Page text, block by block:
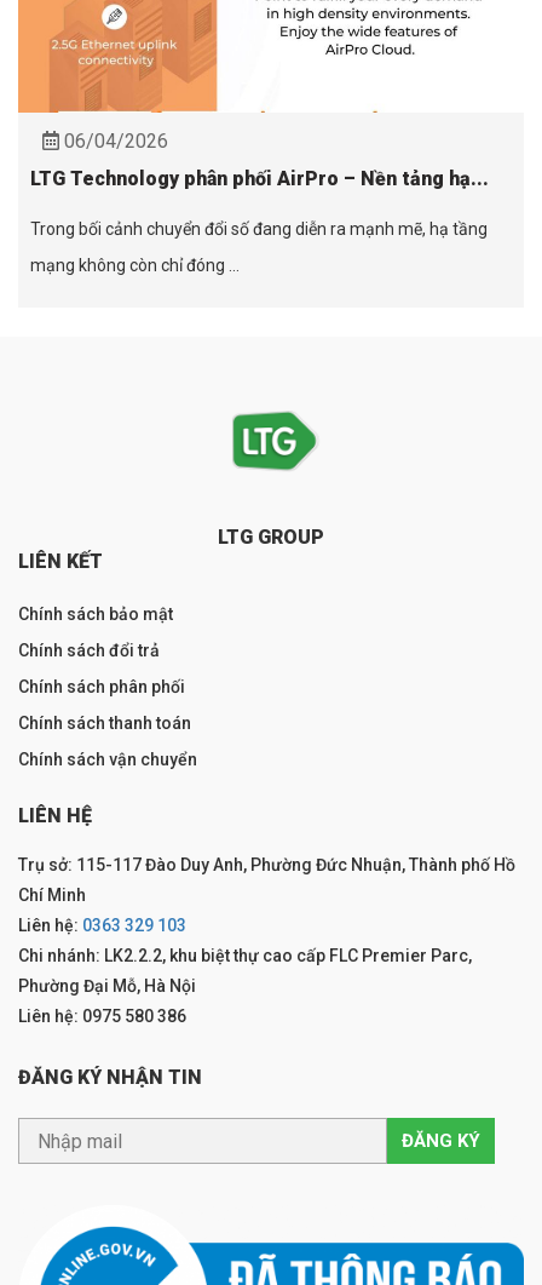
06/04/2026
LTG Technology phân phối AirPro – Nền tảng hạ...
Trong bối cảnh chuyển đổi số đang diễn ra mạnh mẽ, hạ tầng
mạng không còn chỉ đóng ...
LTG GROUP
LIÊN KẾT
Chính sách bảo mật
Chính sách đổi trả
Chính sách phân phối
Chính sách thanh toán
Chính sách vận chuyển
LIÊN HỆ
Trụ sở: 115-117 Đào Duy Anh, Phường Đức Nhuận, Thành phố Hồ
Chí Minh
Liên hệ: 0363 329 103
Chi nhánh: LK2.2.2, khu biệt thự cao cấp FLC Premier Parc,
Phường Đại Mỗ, Hà Nội
Liên hệ: 0975 580 386
ĐĂNG KÝ NHẬN TIN